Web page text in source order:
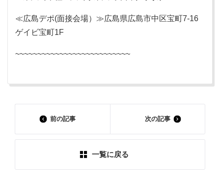
≪広島デポ(面接会場）≫広島県広島市中区宝町7-16
ゲイビ宝町1F
~~~~~~~~~~~~~~~~~~~~~~~~~~
前の記事
一覧に戻る
次の記事